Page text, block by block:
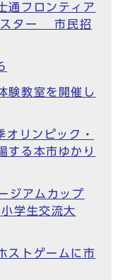
通フロンティア
ター 市民招
験教室を開催し
リンピック・
する本市ゆかり
ジアムカップ
学生交流大
ストゲームに市